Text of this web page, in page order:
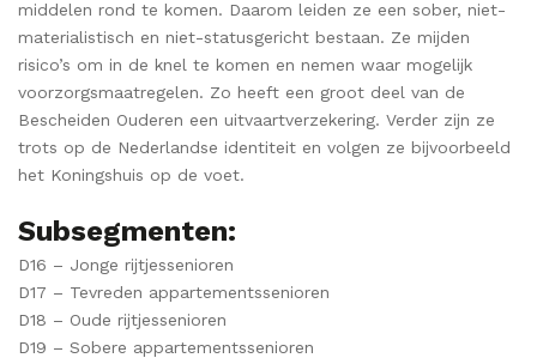
middelen rond te komen. Daarom leiden ze een sober, niet-
materialistisch en niet-statusgericht bestaan. Ze mijden
risico’s om in de knel te komen en nemen waar mogelijk
voorzorgsmaatregelen. Zo heeft een groot deel van de
Bescheiden Ouderen een uitvaartverzekering. Verder zijn ze
trots op de Nederlandse identiteit en volgen ze bijvoorbeeld
het Koningshuis op de voet.
Subsegmenten:
D16 – Jonge rijtjessenioren
D17 – Tevreden appartementssenioren
D18 – Oude rijtjessenioren
D19 – Sobere appartementssenioren